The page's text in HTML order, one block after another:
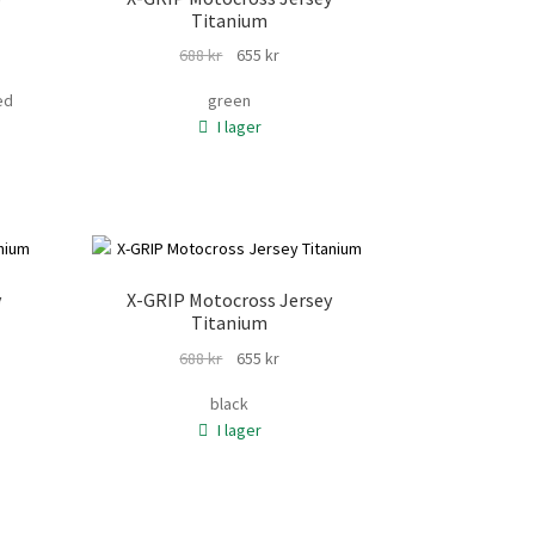
Titanium
688kr
Det
priset
var:
655krDet
green
I lager
X-GRIP Motocross Jersey
Titanium
688kr
Det
priset
var:
655krDet
black
I lager